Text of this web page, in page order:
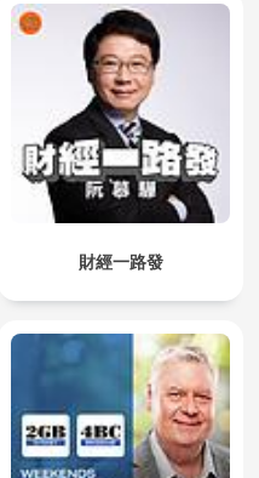
財經一路發